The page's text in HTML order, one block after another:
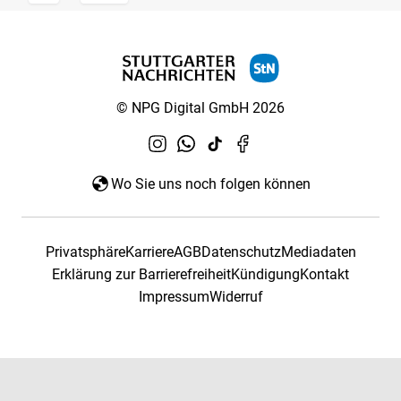
© NPG Digital GmbH 2026
Wo Sie uns noch folgen können
PrivatsphäreKarriereAGBDatenschutzMediadaten
Erklärung zur BarrierefreiheitKündigungKontakt
ImpressumWiderruf